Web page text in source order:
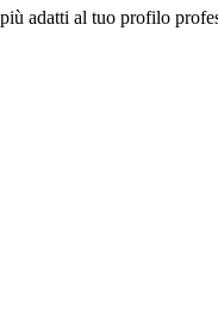
adatti al tuo profilo